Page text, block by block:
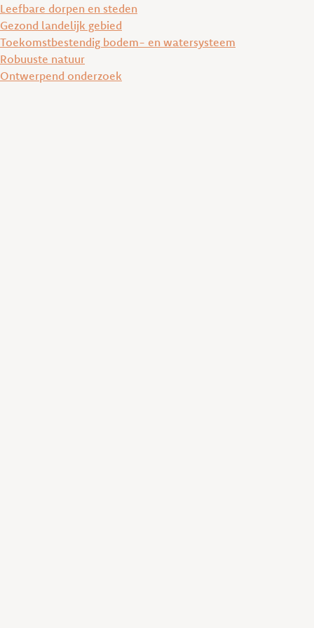
Leefbare dorpen en steden
Gezond landelijk gebied
Toekomstbestendig bodem- en watersysteem
Robuuste natuur
Ontwerpend onderzoek